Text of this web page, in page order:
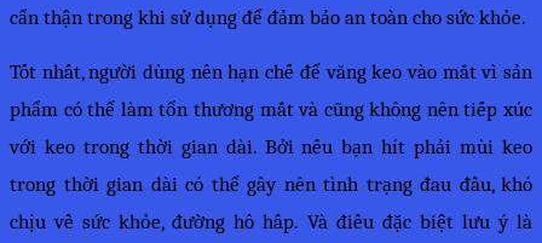
cẩn thận trong khi sử dụng để đảm bảo an toàn cho sức khỏe.
Tốt nhất, người dùng nên hạn chế để văng keo vào mắt vì sản
phẩm có thể làm tổn thương mắt và cũng không nên tiếp xúc
với keo trong thời gian dài. Bởi nếu bạn hít phải mùi keo
trong thời gian dài có thể gây nên tình trạng đau đầu, khó
chịu về sức khỏe, đường hô hấp. Và điều đặc biệt lưu ý là